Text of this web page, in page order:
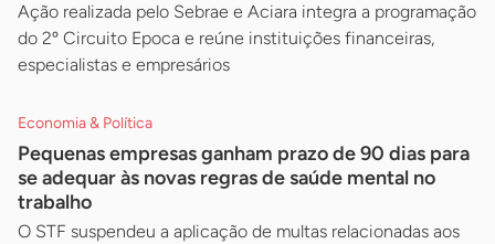
Ação realizada pelo Sebrae e Aciara integra a programação
do 2º Circuito Epoca e reúne instituições financeiras,
especialistas e empresários
Economia & Política
Pequenas empresas ganham prazo de 90 dias para
se adequar às novas regras de saúde mental no
trabalho
O STF suspendeu a aplicação de multas relacionadas aos